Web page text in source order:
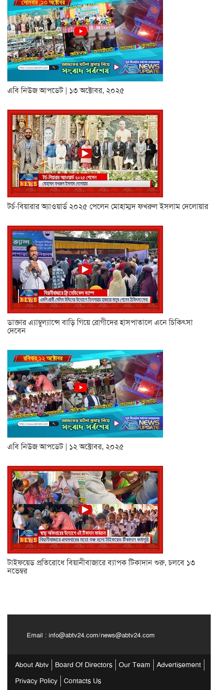
এবি নিউজ আপডেট | ১৩ অক্টোবর, ২০২৫
টর্চ-বিয়ারার অ্যাওয়ার্ড ২০২৫ পেলেন মোহাম্মদ ফখরুল ইসলাম দেলোয়ার
ডাক্তার এ্যাম্বুল্যান্সে বাড়ি গিয়ে রোগীদের হাসপাতালে এনে চিকিৎসা
দেবেন
এবি নিউজ আপডেট | ১২ অক্টোবর, ২০২৫
টাইফয়েড প্রতিরোধে বিয়ানীবাজারে ব্যাপক টিকাদান শুরু, চলবে ১৩
নভেম্বর
Email : info@abtv24.com/news@abtv24.com
About Abtv Board Of Directors Our Team
Advertisement
Privacy Policy
Contacts Us